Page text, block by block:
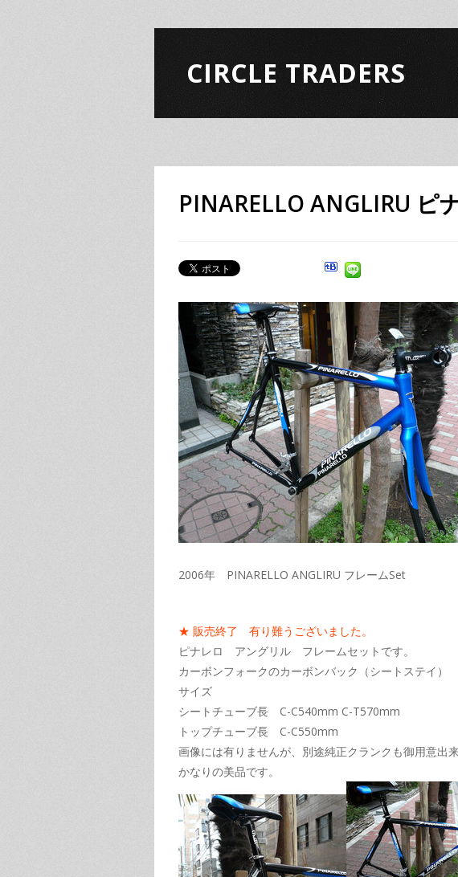
CIRCLE TRADERS
PINARELLO ANGLIRU ピ
2006年 PINARELLO ANGLIRU フレームSet
★ 販売終了 有り難うございました。
ピナレロ アングリル フレームセットです。
カーボンフォークのカーボンバック（シートステイ）
サイズ
シートチューブ長 C-C540mm C-T570mm
トップチューブ長 C-C550mm
画像には有りませんが、別途純正クランクも御用意出来
かなりの美品です。